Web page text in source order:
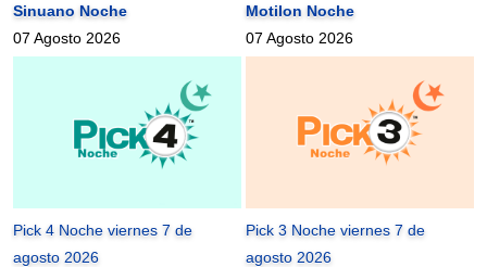
Sinuano Noche
07 Agosto 2026
Motilon Noche
07 Agosto 2026
Pick 4 Noche viernes 7 de
agosto 2026
Pick 3 Noche viernes 7 de
agosto 2026